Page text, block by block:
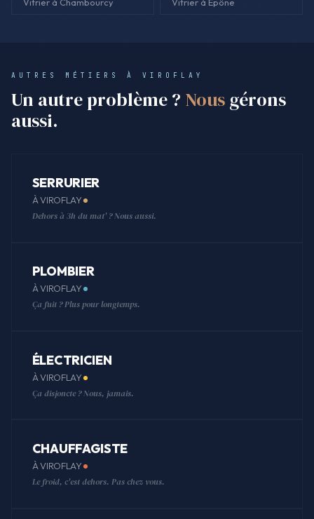
AUTRES MÉTIERS À VIROFLAY
Un autre problème ? Nousgérons
aussi.
SERRURIER
À VIROFLAY
Dehors à 3h du mat' ? Nous aussi.
PLOMBIER
À VIROFLAY
Ça fuit ? Plus pour longtemps.
ÉLECTRICIEN
À VIROFLAY
Ça disjoncte ? Nous, jamais.
CHAUFFAGISTE
À VIROFLAY
Le froid, c'est dehors. Pas chez vous.